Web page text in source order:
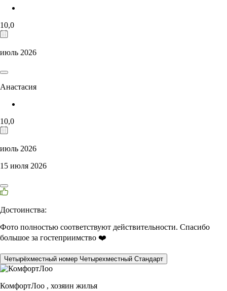
10,0
июль 2026
Анастасия
10,0
июль 2026
15 июля 2026
Достоинства:
Фото полностью соответствуют действительности. Спасибо
большое за гостеприимство ❤️
Четырёхместный номер Четырехместный Стандарт
КомфортЛоо , хозяин жилья